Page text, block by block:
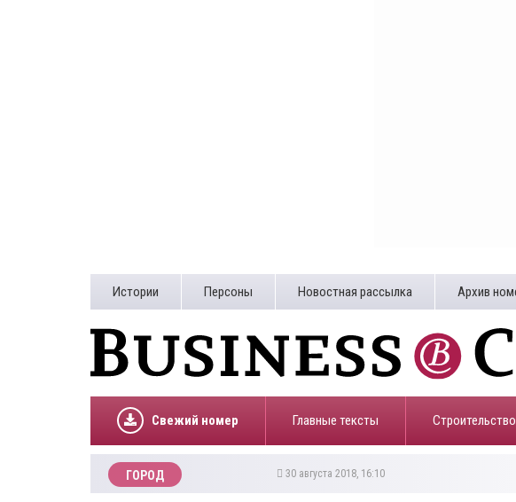
Истории Персоны Новостная рассылка Архив
Свежий номер Главные тексты
ГОРОД 30 августа 2018, 16:10